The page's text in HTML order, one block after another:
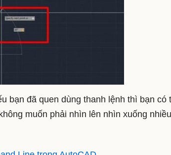
bạn đã quen dùng thanh lệnh thì bạn có
muốn phải nhìn lên nhìn xuống